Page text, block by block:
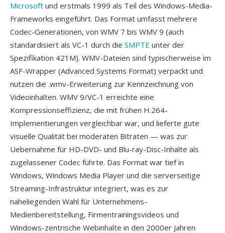
Microsoft und erstmals 1999 als Teil des Windows-Media-
Frameworks eingeführt. Das Format umfasst mehrere
Codec-Generationen, von WMV 7 bis WMV 9 (auch
standardisiert als VC-1 durch die SMPTE unter der
Spezifikation 421M). WMV-Dateien sind typischerweise im
ASF-Wrapper (Advanced Systems Format) verpackt und
nutzen die .wmv-Erweiterung zur Kennzeichnung von
Videoinhalten. WMV 9/VC-1 erreichte eine
Kompressionseffizienz, die mit frühen H.264-
Implementierungen vergleichbar war, und lieferte gute
visuelle Qualität bei moderaten Bitraten — was zur
Uebernahme für HD-DVD- und Blu-ray-Disc-Inhalte als
zugelassener Codec führte. Das Format war tief in
Windows, Windows Media Player und die serverseitige
Streaming-Infrastruktur integriert, was es zur
naheliegenden Wahl für Unternehmens-
Medienbereitstellung, Firmentrainingsvideos und
Windows-zentrische Webinhalte in den 2000er Jahren